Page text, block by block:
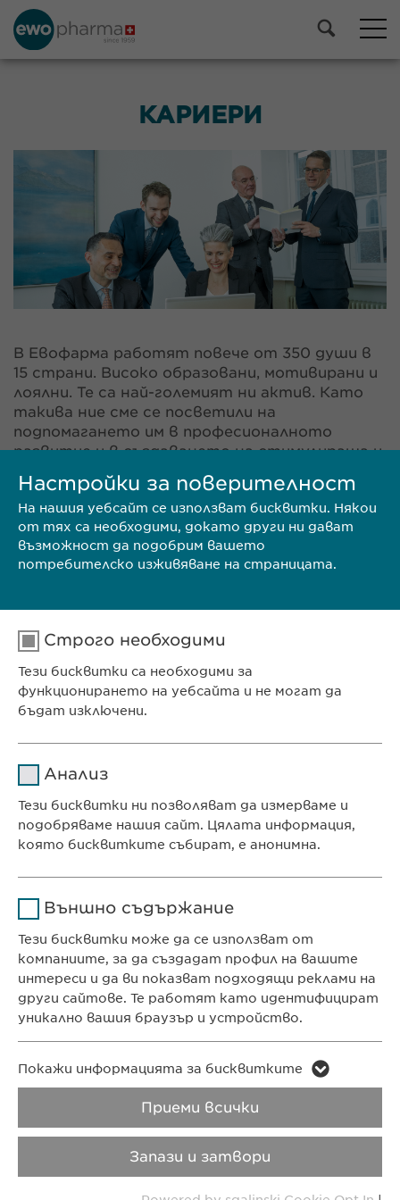
КАРИЕРИ
В Евофарма работят повече от 350 души в
15 страни. Високо образовани, мотивирани и
лоялни. Те са най-големият ни актив. Като
такива ние сме се посветили на
подпомагането им в професионалното
развитие и в създаването на стимулираща и
мотивираща работна среда. Ценностите на
уважение, непредубеденост, прозрачност и
предприемачество са част от културата на
нашата компания и ние търсим тези
качества в потенциалните кандидати.
Приличат ли на Вас? Разгледайте
Вашата молба.
Ewopharma Ltd
ул. „8-ми декември“ № 13
КОНТАКТ
Телефон: +359 2 962 12 00
e-mail:info@ewopharma.bg
ПОВЕРИТЕЛНОСТ
ПОЛИТИКА НА
БИСКВИТКИТЕ
Авторски права
Настройки за поверителност
На нашия уебсайт се използват бисквитки. Някои
от тях са необходими, докато други ни дават
възможност да подобрим вашето
потребителско изживяване на страницата.
Строго необходими
Тези бисквитки са необходими за
функционирането на уебсайта и не могат да
бъдат изключени.
Продължителност 1 година
Цел
Съхранява състоянието
бисквитките на
потребителите.
Анализ
Тези бисквитки ни позволяват да измерваме и
подобряваме нашия сайт. Цялата информация,
която бисквитките събират, е анонимна.
Продължителност 1 day
Цел Generates statistical data.
Име vuid
Vimeo
Външно съдържание
Тези бисквитки може да се използват от
компаниите, за да създадат профил на вашите
интереси и да ви показват подходящи реклами на
други сайтове. Те работят като идентифицират
уникално вашия браузър и устройство.
Име LinkedIn
LinkedIn
Покажи информацията за бисквитките
Запази и затвори
Приеми всички